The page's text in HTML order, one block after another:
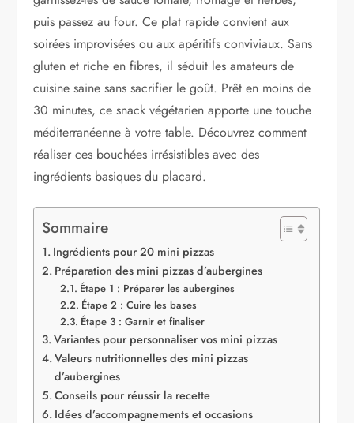
puis passez au four. Ce plat rapide convient aux
soirées improvisées ou aux apéritifs conviviaux. Sans
gluten et riche en fibres, il séduit les amateurs de
cuisine saine sans sacrifier le goût. Prêt en moins de
30 minutes, ce snack végétarien apporte une touche
méditerranéenne à votre table. Découvrez comment
réaliser ces bouchées irrésistibles avec des
ingrédients basiques du placard.
Sommaire
Ingrédients pour 20 mini pizzas
Préparation des mini pizzas d’aubergines
Étape 1 : Préparer les aubergines
Étape 2 : Cuire les bases
Étape 3 : Garnir et finaliser
Variantes pour personnaliser vos mini pizzas
Valeurs nutritionnelles des mini pizzas
d’aubergines
Conseils pour réussir la recette
Idées d’accompagnements et occasions